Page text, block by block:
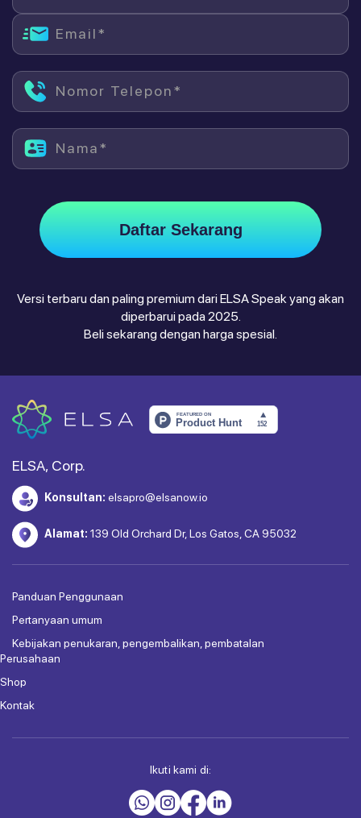
Email*
Nomor Telepon*
Nama*
Daftar Sekarang
Versi terbaru dan paling premium dari ELSA Speak yang akan
diperbarui pada 2025.
Beli sekarang dengan harga spesial.
ELSA, Corp.
Konsultan: elsapro@elsanow.io
Alamat: 139 Old Orchard Dr, Los Gatos, CA 95032
Panduan Penggunaan
Pertanyaan umum
Kebijakan penukaran, pengembalikan, pembatalan
Perusahaan
Shop
Kontak
Ikuti kami di: